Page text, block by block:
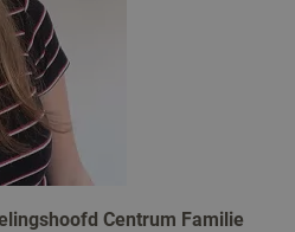
Centrum Familie